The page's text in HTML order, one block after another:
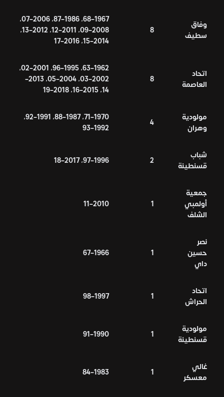
وفاق
سطيف
8
1967–68، 1986–87، 2006–07،
2008–09، 2011–12، 2012–13،
2014–15، 2016–17
اتحاد
العاصمة
8
1962–63، 1995–96، 2001–02،
2002–03، 2004–05، 2013–
14، 2015–16، 2018–19
مولودية
وهران
4
1970–71، 1987–88، 1991–92،
1992–93
شباب
قسنطينة
2 1996–97، 2017–18
جمعية
أولمبي
الشلف
1
2010–11
نصر
حسين
داي
1
1966–67
اتحاد
الحراش
1
1997–98
مولودية
قسنطينة
1
1990–91
غالي
معسكر
1
1983–84